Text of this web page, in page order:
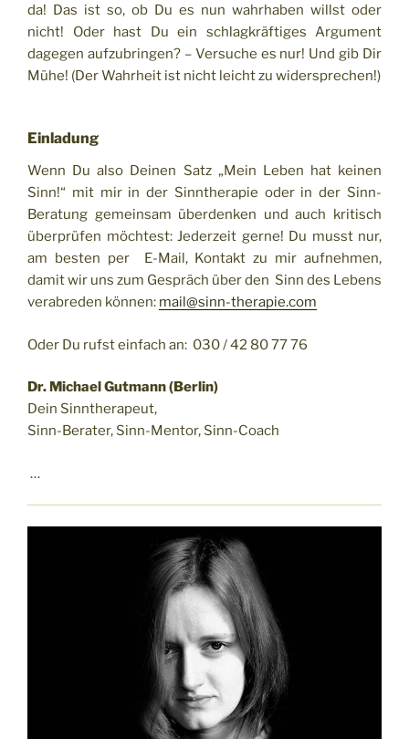
da! Das ist so, ob Du es nun wahrhaben willst oder
nicht! Oder hast Du ein schlagkräftiges Argument
dagegen aufzubringen? – Versuche es nur! Und gib Dir
Mühe! (Der Wahrheit ist nicht leicht zu widersprechen!)
Einladung
Wenn Du also Deinen Satz „Mein Leben hat keinen
Sinn!“ mit mir in der Sinntherapie oder in der Sinn-
Beratung gemeinsam überdenken und auch kritisch
überprüfen möchtest: Jederzeit gerne! Du musst nur,
am besten per E-Mail, Kontakt zu mir aufnehmen,
damit wir uns zum Gespräch über den Sinn des Lebens
verabreden können: mail@sinn-therapie.com
Oder Du rufst einfach an: 030 / 42 80 77 76
Dr. Michael Gutmann (Berlin)
Dein Sinntherapeut,
Sinn-Berater, Sinn-Mentor, Sinn-Coach
…